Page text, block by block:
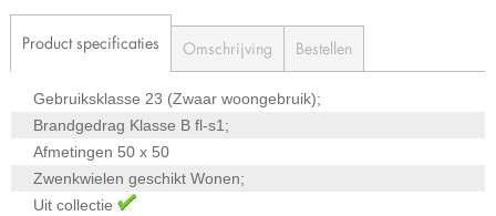
Product specificaties Omschrijving Bestellen
Gebruiksklasse 23 (Zwaar woongebruik);
Brandgedrag Klasse B fl-s1;
Afmetingen 50 x 50
Zwenkwielen geschikt Wonen;
Uit collectie